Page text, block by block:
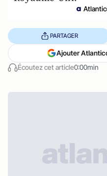
Écoutez cet article0:00min
PARTAGER
Ajouter